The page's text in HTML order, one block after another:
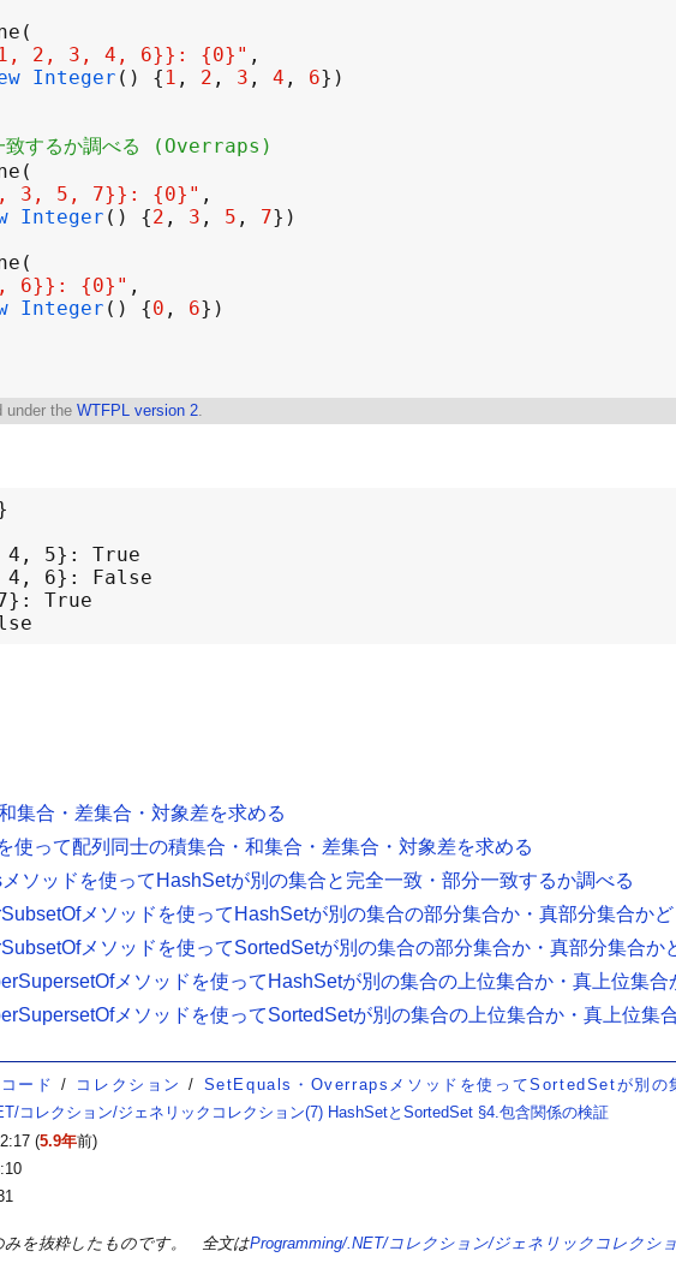
2, 3, 4, 6}}: {0}"
Integer () { 1 , 2 , 3 , 4 , 6
致するか調べる (Overraps)
3, 5, 7}}: {0}"
Integer () {2 , 3 , 5 , 7
6}}: {0}"
Integer () {0 , 6
under the WTFPL version 2.
4, 5}: True
4, 6}: False
True
集合・差集合・対象差を求める
使って配列同士の積集合・和集合・差集合・対象差を求める
ソッドを使ってHashSetが別の集合と完全一致・部分一致するか調べる
メソッドを使ってHashSetが別の集合の部分集合か・真部分集合か
メソッドを使ってSortedSetが別の集合の部分集合か・真部分集合か
メソッドを使ってHashSetが別の集合の上位集合か・真上位集合
メソッドを使ってSortedSetが別の集合の上位集合か・真上位集
ード コレクション
SetEquals・Overrapsメソッドを使ってSortedSetが別の
コレクション/ジェネリックコレクション(7) HashSetとSortedSet §4.包含関係の検証
(5.9年前)
みを抜粋したものです。 全文はProgramming/.NET/コレクション/ジェネリックコレクシ